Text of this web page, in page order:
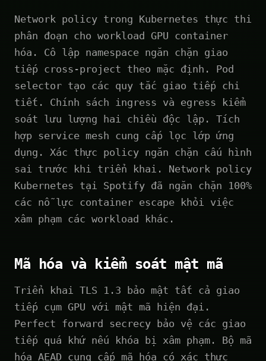
Network policy trong Kubernetes thực thi
phân đoạn cho workload GPU container
hóa. Cô lập namespace ngăn chặn giao
tiếp cross-project theo mặc định. Pod
selector tạo các quy tắc giao tiếp chi
tiết. Chính sách ingress và egress kiểm
soát lưu lượng hai chiều độc lập. Tích
hợp service mesh cung cấp lọc lớp ứng
dụng. Xác thực policy ngăn chặn cấu hình
sai trước khi triển khai. Network policy
Kubernetes tại Spotify đã ngăn chặn 100%
các nỗ lực container escape khỏi việc
xâm phạm các workload khác.
Mã hóa và kiểm soát mật mã
Triển khai TLS 1.3 bảo mật tất cả giao
tiếp cụm GPU với mật mã hiện đại.
Perfect forward secrecy bảo vệ các giao
tiếp quá khứ nếu khóa bị xâm phạm. Bộ mã
hóa AEAD cung cấp mã hóa có xác thực